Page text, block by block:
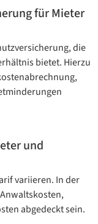
für Mieter
die
bietet. Hierzu
und
variieren. In der
abgedeckt sein.